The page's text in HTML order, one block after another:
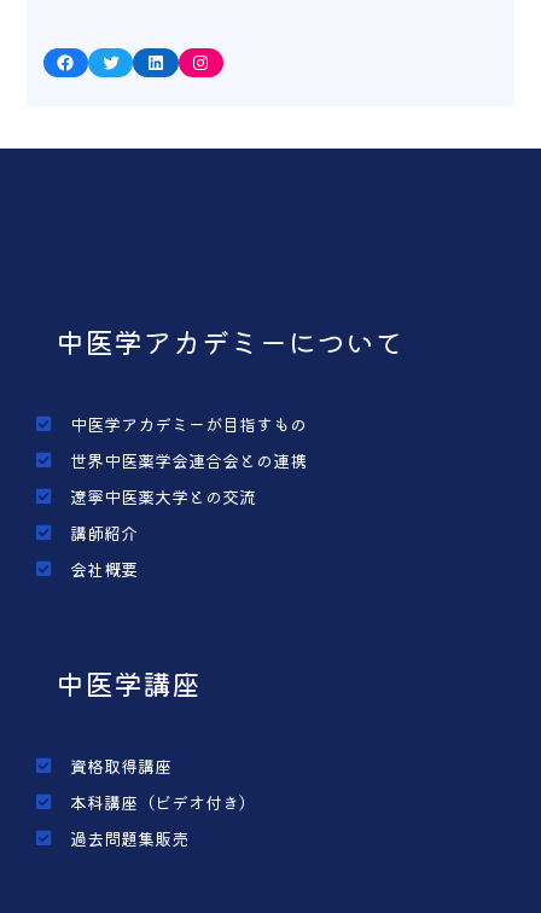
Facebook Twitter LinkedIn Instagram
中医学アカデミーについて
中医学アカデミーが目指すもの
世界中医薬学会連合会との連携
遼寧中医薬大学との交流
講師紹介
会社概要
中医学講座
資格取得講座
本科講座（ビデオ付き）
過去問題集販売